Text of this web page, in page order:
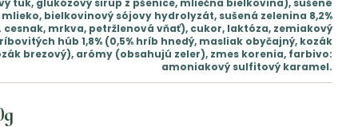
bielkovinový sójovy hydrolyzát, sušená zelenina 8,2%
mrkva, petržlenová vňať), cukor, laktóza, zemiakový
húb 1,8% (0,5% hríb hnedý, masliak obyčajný, kozák
brezový), arómy (obsahujú zeler), zmes korenia, farbivo:
amoniakový sulfitový karamel.